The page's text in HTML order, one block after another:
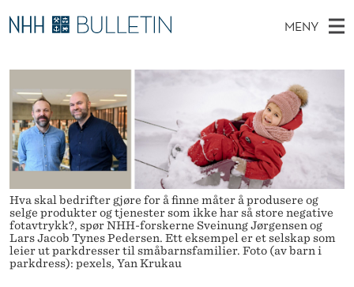
H
V
O
R
D
A
N
T
J
E
MENY
O
V
E
D
M
E
N
Y
Ø
N
E
T
T
S
T
E
E
T
Disputaser
Ekspertutvalg
Om Bulletin
Hva skal bedrifter gjøre for å finne måter å produsere og
selge produkter og tjenester som ikke har så store negative
fotavtrykk?, spør NHH-forskerne Sveinung Jørgensen og
Lars Jacob Tynes Pedersen. Ett eksempel er et selskap som
leier ut parkdresser til småbarnsfamilier. Foto (av barn i
parkdress): pexels, Yan Krukau